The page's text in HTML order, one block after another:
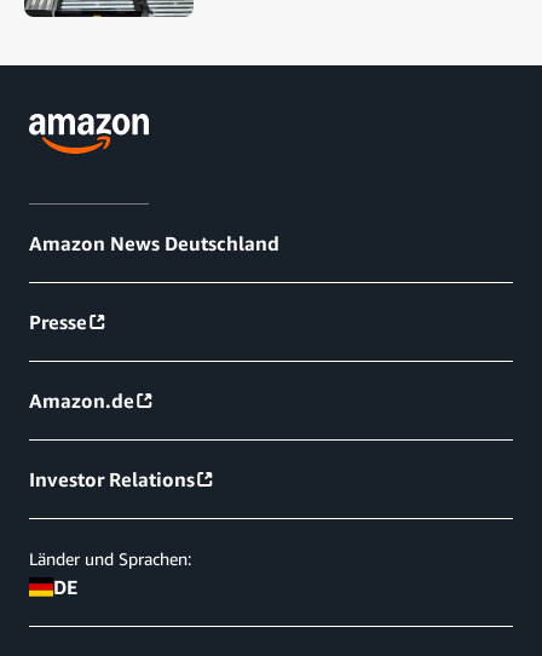
Amazon News Deutschland
Presse
Amazon.de
Investor Relations
Länder und Sprachen:
DE